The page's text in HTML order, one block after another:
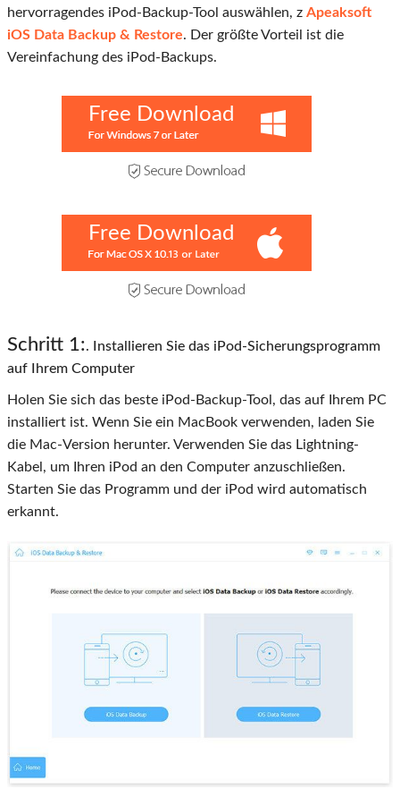
hervorragendes iPod-Backup-Tool auswählen, z Apeaksoft
iOS Data Backup & Restore. Der größte Vorteil ist die
Vereinfachung des iPod-Backups.
Free Download
Free Download
Schritt 1:. Installieren Sie das iPod-Sicherungsprogramm
auf Ihrem Computer
Holen Sie sich das beste iPod-Backup-Tool, das auf Ihrem PC
installiert ist. Wenn Sie ein MacBook verwenden, laden Sie
die Mac-Version herunter. Verwenden Sie das Lightning-
Kabel, um Ihren iPod an den Computer anzuschließen.
Starten Sie das Programm und der iPod wird automatisch
erkannt.